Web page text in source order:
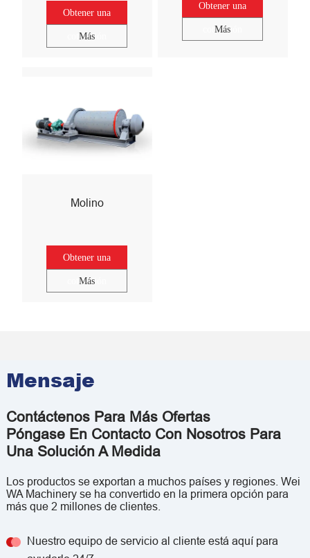
Obtener una
cotización
Más
Obtener una
cotización
Más
Molino
Obtener una
cotización
Más
Mensaje
Contáctenos Para Más Ofertas
Póngase En Contacto Con Nosotros Para
Una Solución A Medida
Los productos se exportan a muchos países y regiones. Wei
WA Machinery se ha convertido en la primera opción para
más que 2 millones de clientes.
Nuestro equipo de servicio al cliente está aquí para